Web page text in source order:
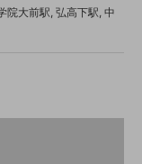
院大前駅, 弘高下駅, 中